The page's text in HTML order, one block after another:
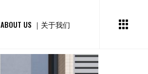
ABOUT US ｜关于我们